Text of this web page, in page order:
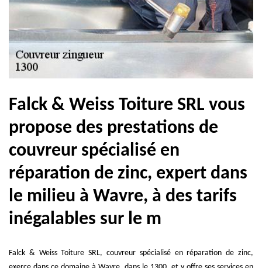
Falck & Weiss Toiture SRL vous
propose des prestations de
couvreur spécialisé en
réparation de zinc, expert dans
le milieu à Wavre, à des tarifs
inégalables sur le m
Falck & Weiss Toiture SRL, couvreur spécialisé en réparation de zinc,